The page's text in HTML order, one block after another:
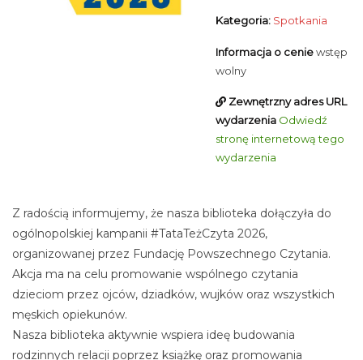
Kategoria: Spotkania
Informacja o ceniewstęp
wolny
Zewnętrzny adres URL
wydarzenia Odwiedź
stronę internetową tego
wydarzenia
Z radością informujemy, że nasza biblioteka dołączyła do
ogólnopolskiej kampanii #TataTeżCzyta 2026,
organizowanej przez Fundację Powszechnego Czytania.
Akcja ma na celu promowanie wspólnego czytania
dzieciom przez ojców, dziadków, wujków oraz wszystkich
męskich opiekunów.
Nasza biblioteka aktywnie wspiera ideę budowania
rodzinnych relacji poprzez książkę oraz promowania